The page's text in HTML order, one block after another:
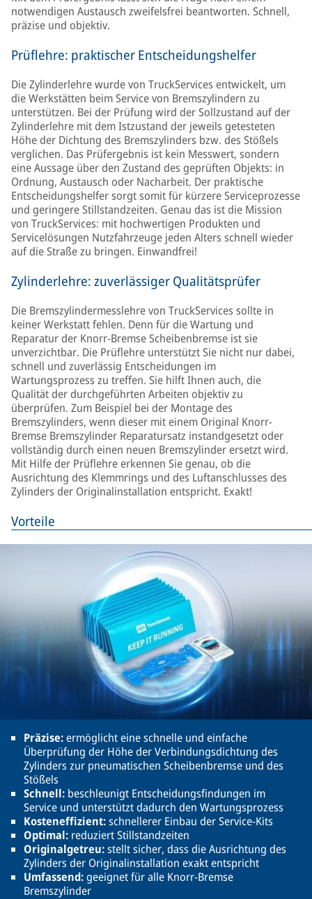
notwendigen Austausch zweifelsfrei beantworten. Schnell,
präzise und objektiv.
Prüflehre: praktischer Entscheidungshelfer
Die Zylinderlehre wurde von TruckServices entwickelt, um
die Werkstätten beim Service von Bremszylindern zu
unterstützen. Bei der Prüfung wird der Sollzustand auf der
Zylinderlehre mit dem Istzustand der jeweils getesteten
Höhe der Dichtung des Bremszylinders bzw. des Stößels
verglichen. Das Prüfergebnis ist kein Messwert, sondern
eine Aussage über den Zustand des geprüften Objekts: in
Ordnung, Austausch oder Nacharbeit. Der praktische
Entscheidungshelfer sorgt somit für kürzere Serviceprozesse
und geringere Stillstandzeiten. Genau das ist die Mission
von TruckServices: mit hochwertigen Produkten und
Servicelösungen Nutzfahrzeuge jeden Alters schnell wieder
auf die Straße zu bringen. Einwandfrei!
Zylinderlehre: zuverlässiger Qualitätsprüfer
Die Bremszylindermesslehre von TruckServices sollte in
keiner Werkstatt fehlen. Denn für die Wartung und
Reparatur der Knorr-Bremse Scheibenbremse ist sie
unverzichtbar. Die Prüflehre unterstützt Sie nicht nur dabei,
schnell und zuverlässig Entscheidungen im
Wartungsprozess zu treffen. Sie hilft Ihnen auch, die
Qualität der durchgeführten Arbeiten objektiv zu
überprüfen. Zum Beispiel bei der Montage des
Bremszylinders, wenn dieser mit einem Original Knorr-
Bremse Bremszylinder Reparatursatz instandgesetzt oder
vollständig durch einen neuen Bremszylinder ersetzt wird.
Mit Hilfe der Prüflehre erkennen Sie genau, ob die
Ausrichtung des Klemmrings und des Luftanschlusses des
Zylinders der Originalinstallation entspricht. Exakt!
Vorteile
Präzise:ermöglicht eine schnelle und einfache
Überprüfung der Höhe der Verbindungsdichtung des
Zylinders zur pneumatischen Scheibenbremse und des
Stößels
Schnell: beschleunigt Entscheidungsfindungen im
Service und unterstützt dadurch den Wartungsprozess
Kosteneffizient:schnellerer Einbau der Service-Kits
Optimal: reduziert Stillstandzeiten
Originalgetreu:stellt sicher, dass die Ausrichtung des
Zylinders der Originalinstallation exakt entspricht
Umfassend:geeignet für alle Knorr-Bremse
Bremszylinder